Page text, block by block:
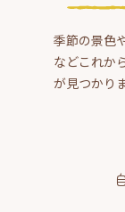
季節の景色
などこれか
が見つかり